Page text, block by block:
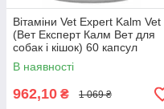
Вітаміни Vet Expert Kalm Vet
(Вет Експерт Калм Вет для
собак і кішок) 60 капсул
В наявності
962,10 ₴ 1 069 ₴